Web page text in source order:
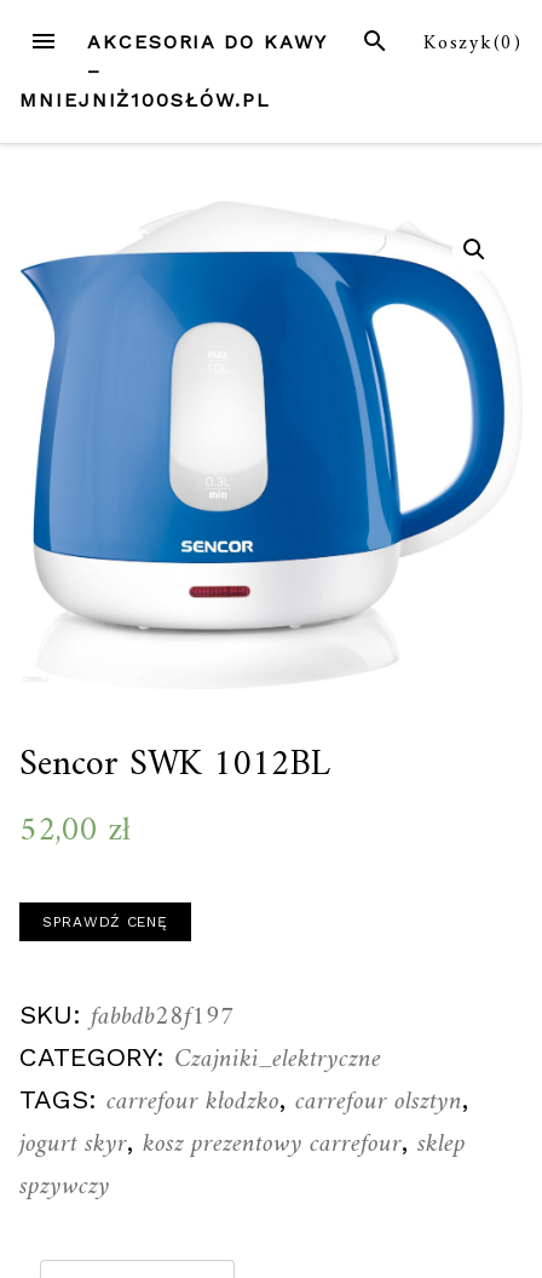
treści
MENU Koszyk(0)
SZUKAJ
AKCESORIA DO KAWY
–
MNIEJNIŻ100SŁÓW.PL
Sencor SWK 1012BL
52,00 zł
SPRAWDŹ CENĘ
SKU: fabbdb28f197
CATEGORY: Czajniki_elektryczne
TAGS: carrefour kłodzko, carrefour olsztyn,
jogurt skyr, kosz prezentowy carrefour, sklep
spzywczy